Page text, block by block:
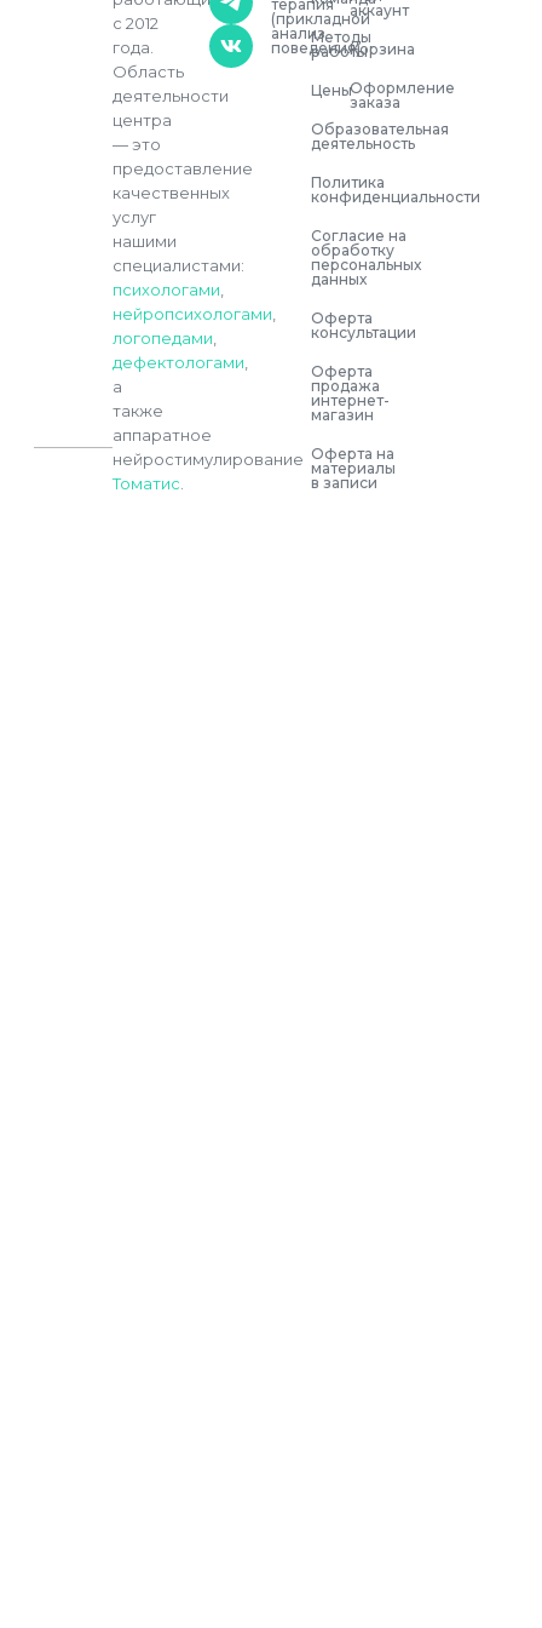
с 2012
года.
Область
деятельности
центра
— это
предоставление
качественных
услуг
нашими
специалистами:
психологами,
нейропсихологами,
логопедами,
дефектологами,
а
также
аппаратное
нейростимулирование
Томатис.
терапия
(прикладной
анализ
поведения)
аккаунт
Корзина
Оформление
заказа
Методы
работы
Цены
Образовательная
деятельность
Политика
конфиденциальности
Согласие на
обработку
персональных
данных
Оферта
консультации
Оферта
продажа
интернет-
магазин
Оферта на
материалы
в записи